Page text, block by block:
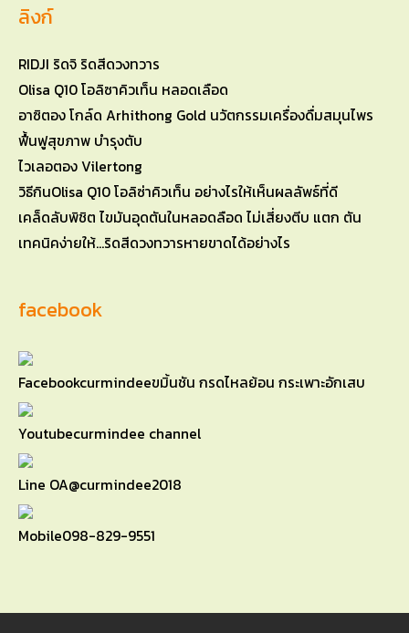
ลิงก์
RIDJI ริดจิ ริดสีดวงทวาร
Olisa Q10 โอลิซาคิวเท็น หลอดเลือด
อาซิตอง โกล์ด Arhithong Gold นวัตกรรมเครื่องดื่มสมุนไพร
ฟื้นฟูสุขภาพ บำรุงตับ
ไวเลอตอง Vilertong
วิธีกินOlisa Q10 โอลิซ่าคิวเท็น อย่างไรให้เห็นผลลัพธ์ที่ดี
เคล็ดลับพิชิต ไขมันอุดตันในหลอดลือด ไม่เสี่ยงตีบ แตก ตัน
เทคนิคง่ายให้…ริดสีดวงทวารหายขาดได้อย่างไร
facebook
Facebookcurmindeeขมิ้นชัน กรดไหลย้อน กระเพาะอักเสบ
Youtubecurmindee channel
Line OA@curmindee2018
Mobile098-829-9551